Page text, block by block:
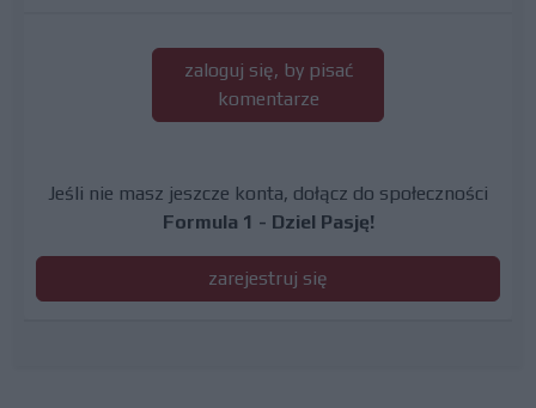
zaloguj się, by pisać
komentarze
Jeśli nie masz jeszcze konta, dołącz do społeczności
Formula 1 - Dziel Pasję!
zarejestruj się